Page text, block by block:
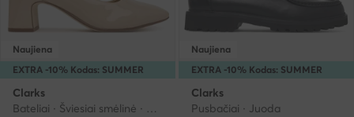
EXTRA -10% Kodas: SUMMER
Naujiena
Clarks
Bateliai · Šviesiai smėlinė · 6 cm
EXTRA -10% Kodas: SUMMER
Naujiena
Clarks
Pusbačiai · Juoda